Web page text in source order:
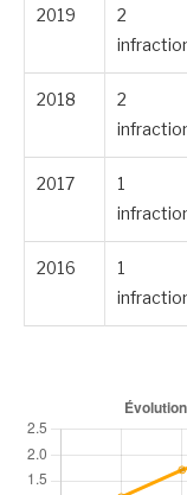
2019
2
2018
2
2017
1
2016
1